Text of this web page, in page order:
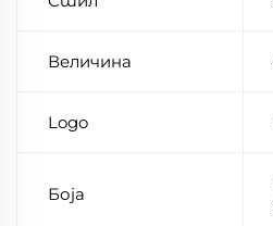
Величина
Logo
Боја